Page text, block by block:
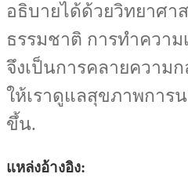
อธิบายได้ด้วยวิทยาศา
ธรรมชาติ การทำควา
จึงเป็นการคลายความ
ให้เราดูแลสุขภาพการ
ขึ้น.
แหล่งอ้างอิง: